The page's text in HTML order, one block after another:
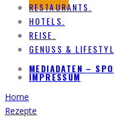
RESTAURANTS.
HOTELS.
REISE.
GENUSS &
MEDIADATEN –
IMPRESSUM
Home
Rezepte